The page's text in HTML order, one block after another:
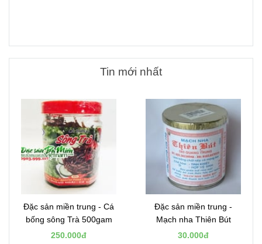
Tin mới nhất
Đặc sản miền trung - Cá
bống sông Trà 500gam
250.000đ
Đặc sản miền trung -
Mạch nha Thiên Bút
30.000đ